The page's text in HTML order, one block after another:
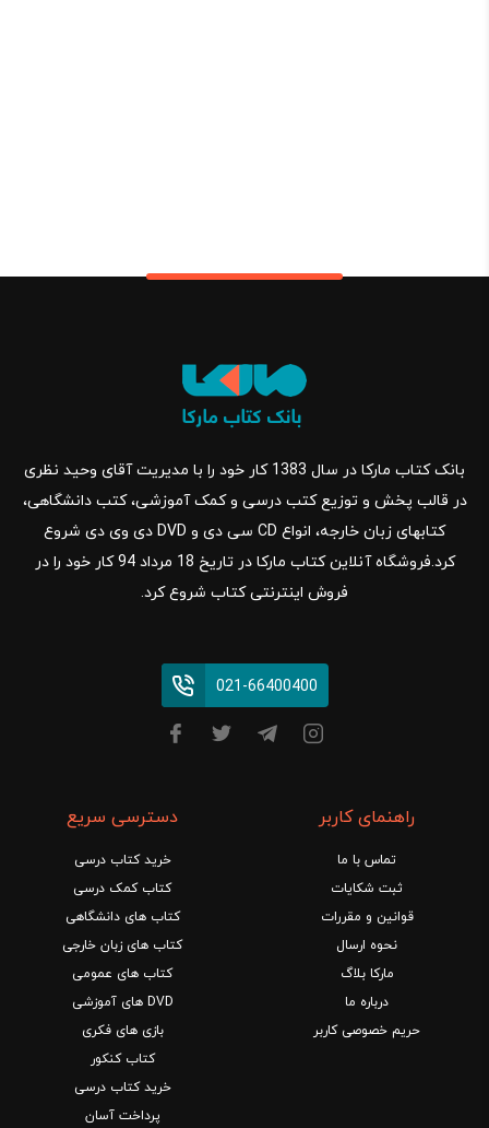
بانک کتاب مارکا در سال 1383 کار خود را با مدیریت آقای وحید نظری
در قالب پخش و توزیع کتب درسی و کمک آموزشی، کتب دانشگاهی،
کتابهای زبان خارجه، انواع CD سی دی و DVD دی وی دی شروع
کرد.فروشگاه آنلاین کتاب مارکا در تاریخ 18 مرداد 94 کار خود را در
فروش اینترنتی کتاب شروع کرد.
021-66400400
راهنمای کاربر
تماس با ما
ثبت شکایات
قوانین و مقررات
نحوه ارسال
مارکا بلاگ
درباره ما
حریم خصوصی کاربر
دسترسی سریع
خرید کتاب درسی
کتاب کمک درسی
کتاب های دانشگاهی
کتاب های زبان خارجی
کتاب های عمومی
DVD های آموزشی
بازی های فکری
کتاب کنکور
خرید کتاب درسی
پرداخت آسان